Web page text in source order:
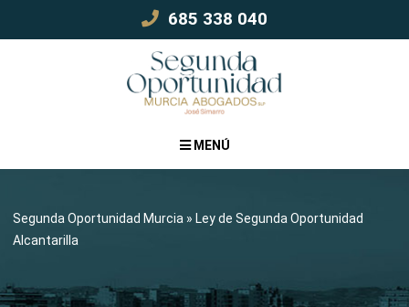
685 338 040
MENÚ
Segunda Oportunidad Murcia » Ley de Segunda Oportunidad
Alcantarilla